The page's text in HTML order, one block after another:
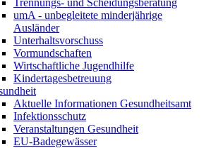
Trennungs- und Scheidungsberatung
umA - unbegleitete minderjährige
Ausländer
Unterhaltsvorschuss
Vormundschaften
Wirtschaftliche Jugendhilfe
Kindertagesbetreuung
Aktuelle Informationen Gesundheitsamt
Infektionsschutz
Veranstaltungen Gesundheit
EU-Badegewässer